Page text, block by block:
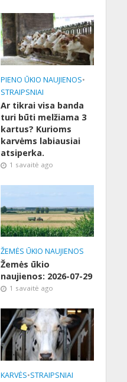
PIENO ŪKIO NAUJIENOS•
STRAIPSNIAI
Ar tikrai visa banda
turi būti melžiama 3
kartus? Kurioms
karvėms labiausiai
atsiperka.
1 savaitė ago
ŽEMĖS ŪKIO NAUJIENOS
Žemės ūkio
naujienos: 2026-07-29
1 savaitė ago
KARVĖS•STRAIPSNIAI